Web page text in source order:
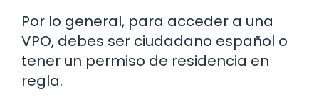
Por lo general, para acceder a una
VPO, debes ser ciudadano español o
tener un permiso de residencia en
regla.